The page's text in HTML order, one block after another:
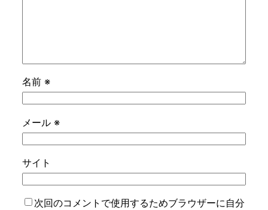
名前 ※
メール ※
サイト
次回のコメントで使用するためブラウザーに自分